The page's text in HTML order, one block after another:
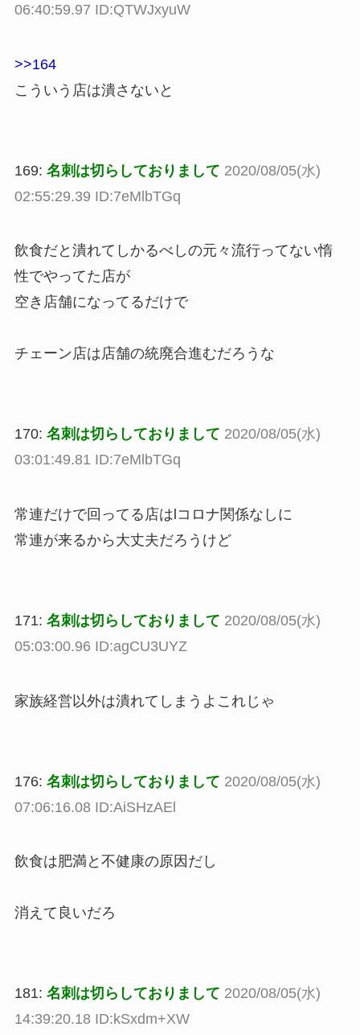
06:40:59.97 ID:QTWJxyuW
>>164
こういう店は潰さないと
169: 名刺は切らしておりまして 2020/08/05(水)
02:55:29.39 ID:7eMlbTGq
飲食だと潰れてしかるべしの元々流行ってない惰
性でやってた店が
空き店舗になってるだけで
チェーン店は店舗の統廃合進むだろうな
170: 名刺は切らしておりまして 2020/08/05(水)
03:01:49.81 ID:7eMlbTGq
常連だけで回ってる店はlコロナ関係なしに
常連が来るから大丈夫だろうけど
171: 名刺は切らしておりまして 2020/08/05(水)
05:03:00.96 ID:agCU3UYZ
家族経営以外は潰れてしまうよこれじゃ
176: 名刺は切らしておりまして 2020/08/05(水)
07:06:16.08 ID:AiSHzAEl
飲食は肥満と不健康の原因だし
消えて良いだろ
181: 名刺は切らしておりまして 2020/08/05(水)
14:39:20.18 ID:kSxdm+XW